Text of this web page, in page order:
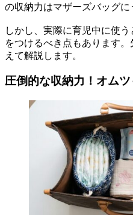
の収納力はマザーズバッグに
しかし、実際に育児中に使
をつけるべき点もあります
えて解説します。
圧倒的な収納力！オム